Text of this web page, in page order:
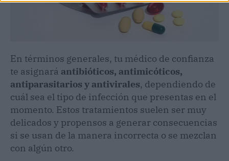
En términos generales, tu médico de confianza
te asignará antibióticos, antimicóticos,
antiparasitarios y antivirales, dependiendo de
cuál sea el tipo de infección que presentas en el
momento. Estos tratamientos suelen ser muy
delicados y propensos a generar consecuencias
si se usan de la manera incorrecta o se mezclan
con algún otro.